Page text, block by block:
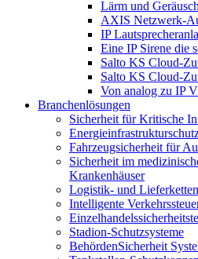
Lärm und
AXIS Netzwerk-
IP
Eine IP Sirene die
Salto KS Cloud-
Salto KS Cloud-
Von analog zu IP
Branchenlösungen
Sicherheit für Kritische
Fahrzeugsicherheit für
Sicherheit im
Krankenhäuser
Logistik- und
Intelligente
Stadion-Schutzsysteme
BehördenSicherheit